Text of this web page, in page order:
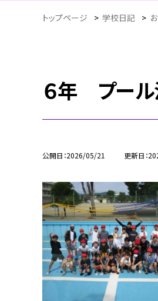
トップページ > 学校日記 >
６年 プー
公開日 2026/05/21 更新日